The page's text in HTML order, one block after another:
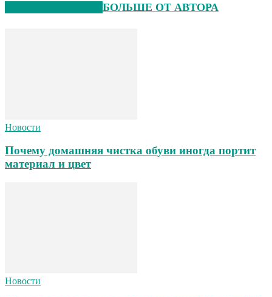
БОЛЬШЕ ОТ АВТОРА
Новости
Почему домашняя чистка обуви иногда портит
материал и цвет
Новости